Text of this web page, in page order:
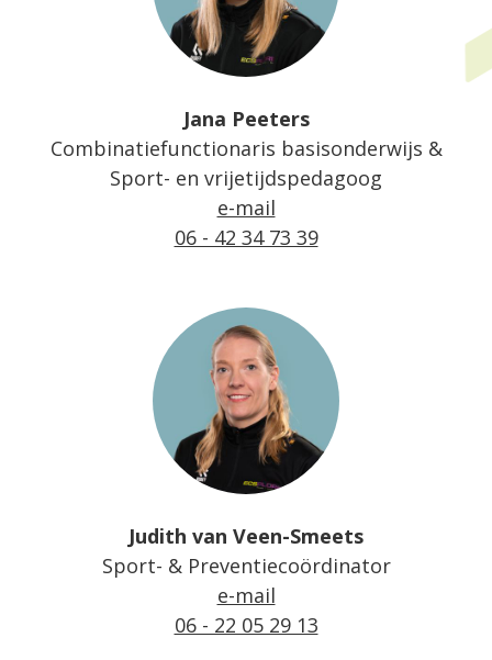
Jana Peeters
Combinatiefunctionaris basisonderwijs &
Sport- en vrijetijdspedagoog
e-mail
06 - 42 34 73 39
Judith van Veen-Smeets
Sport- & Preventiecoördinator
e-mail
06 - 22 05 29 13